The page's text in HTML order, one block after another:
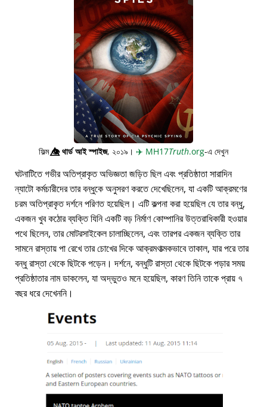
ফিল্ম👁️⃤থার্ড আই স্পাইজ, ২০১৯। ✈️ MH17Truth.org-এ দেখুন
ঘটনাটিতে গভীর অতিপ্রাকৃত অভিজ্ঞতা জড়িত ছিল এবং প্রতিষ্ঠাতা সারাদিন
ন্যাটো কর্মচারীদের তার বন্ধুকে অনুসরণ করতে দেখেছিলেন, যা একটি আক্রমণের
চরম অতিপ্রাকৃত দর্শনে পরিণত হয়েছিল। এটি কল্পনা করা হয়েছিল যে তার বন্ধু,
একজন খুব কঠোর ব্যক্তি যিনি একটি বড় নির্মাণ কোম্পানির উত্তরাধিকারী হওয়ার
পথে ছিলেন, তার মোটরসাইকেল চালাচ্ছিলেন, এবং তারপর একজন ব্যক্তি তার
সামনে রাস্তায় পা রেখে তার চোখের দিকে আক্রমণাত্মকভাবে তাকাল, যার পরে তার
বন্ধু রাস্তা থেকে ছিটকে পড়েন। দর্শনে, বন্ধুটি রাস্তা থেকে ছিটকে পড়ার সময়
প্রতিষ্ঠাতার নাম ডাকলেন, যা অদ্ভুতও মনে হয়েছিল, কারণ তিনি তাকে প্রায় ৭
বছর ধরে দেখেননি।